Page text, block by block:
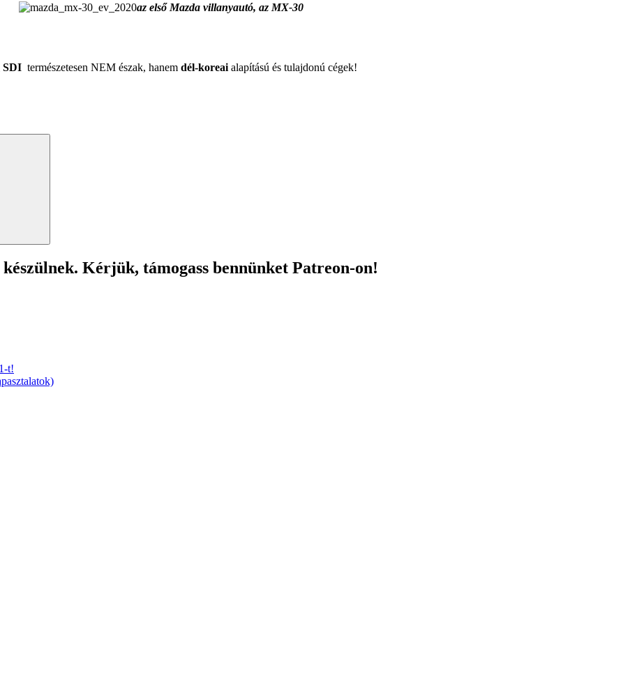
az első Mazda villanyautó, az MX-30
SDI természetesen NEM észak, hanem dél-koreai alapítású és tulajdonú cégek!
Kérjük, támogass bennünket Patreon-on!
t!